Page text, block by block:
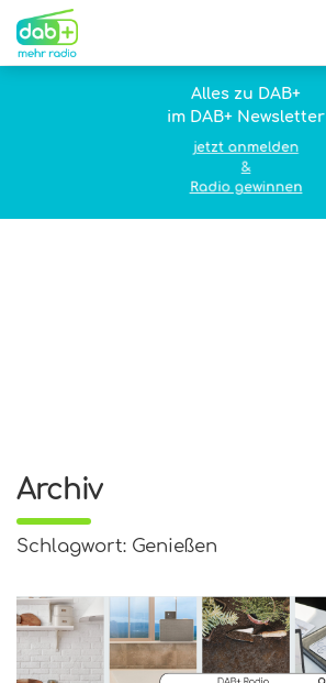
Alles zu DAB+
im DAB+ Newsletter
jetzt anmelden
&
Radio gewinnen
Archiv
Schlagwort: Genießen